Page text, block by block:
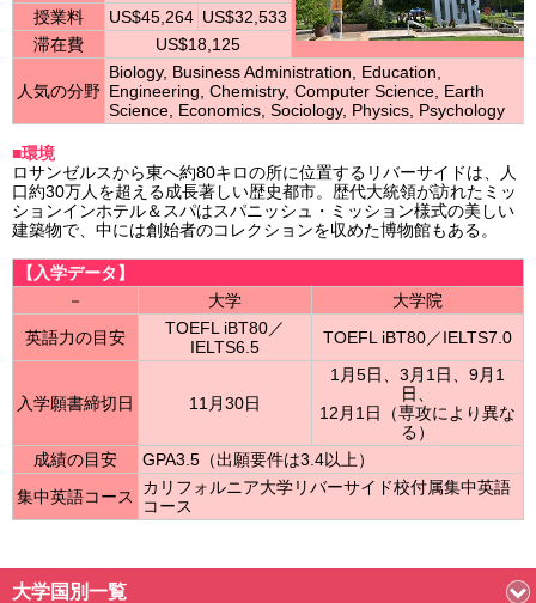
授業料
US$45,264 US$32,533
滞在費
US$18,125
人気の分野
Biology, Business Administration, Education,
Engineering, Chemistry, Computer Science, Earth
Science, Economics, Sociology, Physics, Psychology
■環境
ロサンゼルスから東へ約80キロの所に位置するリバーサイドは、人
口約30万人を超える成長著しい歴史都市。歴代大統領が訪れたミッ
ションインホテル＆スパはスパニッシュ・ミッション様式の美しい
建築物で、中には創始者のコレクションを収めた博物館もある。
【入学データ】
－
大学
大学院
英語力の目安
TOEFL iBT80／
IELTS6.5
TOEFL iBT80／IELTS7.0
入学願書締切日 11月30日
1月5日、3月1日、9月1
日、
12月1日（専攻により異な
る）
成績の目安
GPA3.5（出願要件は3.4以上）
集中英語コース
カリフォルニア大学リバーサイド校付属集中英語
コース
大学国別一覧